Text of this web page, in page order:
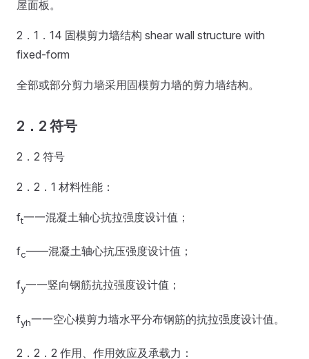
屋面板。
2．1．14 固模剪力墙结构 shear wall structure with
fixed-form
全部或部分剪力墙采用固模剪力墙的剪力墙结构。
2．2 符号
2．2 符号
2．2．1 材料性能：
ft一一混凝土轴心抗拉强度设计值；
fc——混凝土轴心抗压强度设计值；
fy一一竖向钢筋抗拉强度设计值；
fyh一一空心模剪力墙水平分布钢筋的抗拉强度设计值。
2．2．2 作用、作用效应及承载力：